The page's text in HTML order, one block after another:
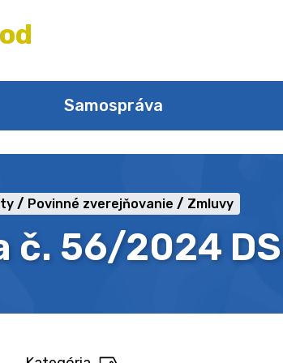
Samospráva
č. 56/2024
Povinné zverejňovanie Zmluvy